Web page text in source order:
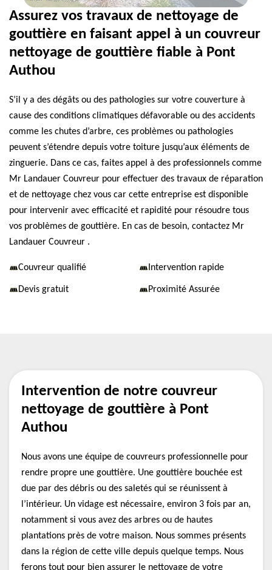
Assurez vos travaux de nettoyage de
gouttière en faisant appel à un couvreur
nettoyage de gouttière fiable à Pont
Authou
S’il y a des dégâts ou des pathologies sur votre couverture à
cause des conditions climatiques défavorable ou des accidents
comme les chutes d’arbre, ces problèmes ou pathologies
peuvent s’étendre depuis votre toiture jusqu’aux éléments de
zinguerie. Dans ce cas, faites appel à des professionnels comme
Mr Landauer Couvreur pour effectuer des travaux de réparation
et de nettoyage chez vous car cette entreprise est disponible
pour intervenir avec efficacité et rapidité pour résoudre tous
vos problèmes de gouttière. En cas de besoin, contactez Mr
Landauer Couvreur .
Couvreur qualifié Intervention rapide
Devis gratuit Proximité Assurée
Intervention de notre couvreur
nettoyage de gouttière à Pont
Authou
Nous avons une équipe de couvreurs professionnelle pour
rendre propre une gouttière. Une gouttière bouchée est
due par des débris ou des saletés qui se réunissent à
l’intérieur. Un vidage est nécessaire, environ 3 fois par an,
notamment si vous avez des arbres ou de hautes
plantations près de votre maison. Nous sommes présents
dans la région de cette ville depuis quelque temps. Nous
ferons tout pour bien assurer le nettoyage de votre